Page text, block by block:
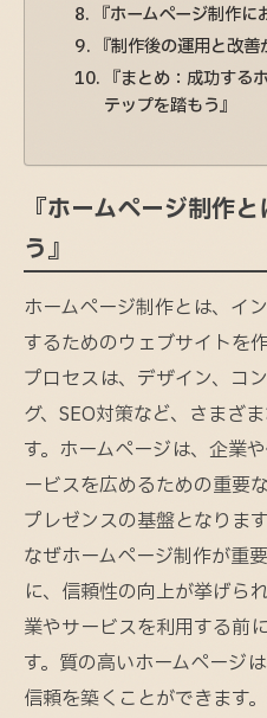
『ホームページ制作に
『制作後の運用と改善
『まとめ：成功する
テップを踏もう』
『ホームページ制作
う』
ホームページ制作とは、イ
するためのウェブサイトを
プロセスは、デザイン、コ
グ、SEO対策など、さまざ
す。ホームページは、企業
ービスを広めるための重要
プレゼンスの基盤となります
なぜホームページ制作が重
に、信頼性の向上が挙げら
業やサービスを利用する前
す。質の高いホームページ
信頼を築くことができます